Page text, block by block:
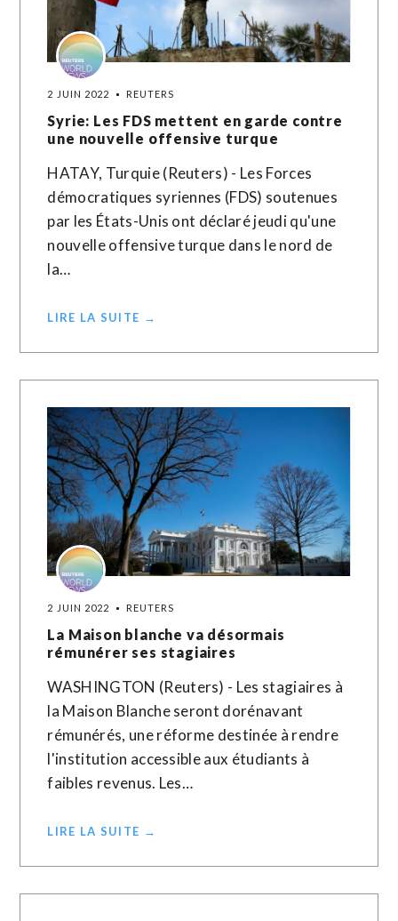
2 JUIN 2022 REUTERS
Syrie: Les FDS mettent en garde contre
une nouvelle offensive turque
HATAY, Turquie (Reuters) - Les Forces
démocratiques syriennes (FDS) soutenues
par les États-Unis ont déclaré jeudi qu'une
nouvelle offensive turque dans le nord de
la…
LIRE LA SUITE →
2 JUIN 2022 REUTERS
La Maison blanche va désormais
rémunérer ses stagiaires
WASHINGTON (Reuters) - Les stagiaires à
la Maison Blanche seront dorénavant
rémunérés, une réforme destinée à rendre
l'institution accessible aux étudiants à
faibles revenus. Les…
LIRE LA SUITE →